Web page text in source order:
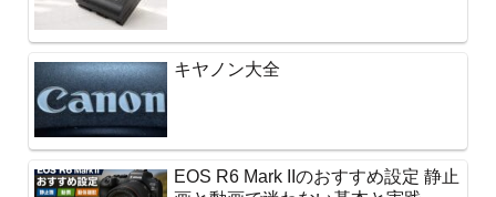
キヤノン大全
EOS R6 Mark IIのおすすめ設定 静止